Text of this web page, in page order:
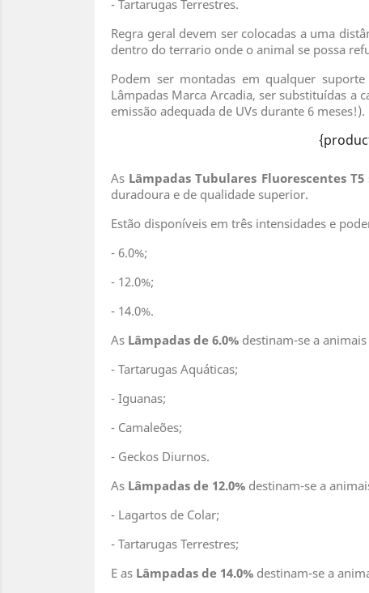
- Tartarugas Terrestres.
Regra geral devem ser colocadas a uma
dentro do terrario onde o animal se possa
Podem ser montadas em qualquer
Lâmpadas Marca Arcadia, ser substituídas a
emissão adequada de UVs durante 6 meses!).
As Lâmpadas Tubulares Fluorescentes T5
duradoura e de qualidade superior.
Estão disponíveis em três intensidades e
- 6.0%;
- 12.0%;
- 14.0%.
As Lâmpadas de 6.0% destinam-se a
- Tartarugas Aquáticas;
- Iguanas;
- Camaleões;
- Geckos Diurnos.
As Lâmpadas de 12.0% destinam-se a
- Lagartos de Colar;
- Tartarugas Terrestres;
E as Lâmpadas de 14.0% destinam-se a